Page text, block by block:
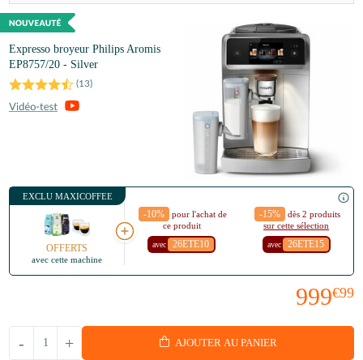
Expresso broyeur Philips Aromis
EP8757/20 - Silver
(13)
EXCLU MAXICOFFEE
OFFERTS
avec cette machine
-10%
pour l'achat de
ce produit
avec 26ETE10
-15%
dès 2 produits
sur cette sélection
avec 26ETE15
999€99
+
- AJOUTER AU PANIER